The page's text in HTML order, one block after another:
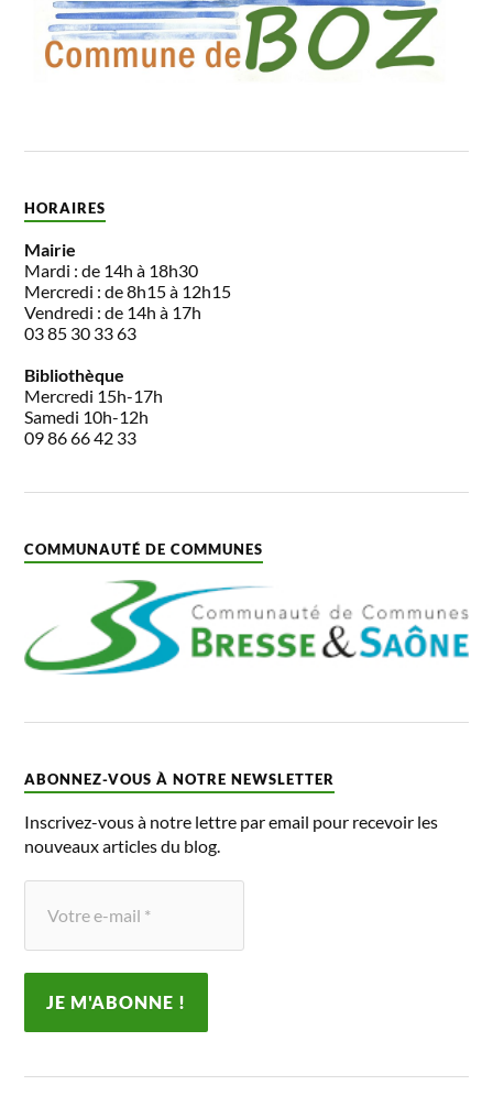
HORAIRES
Mairie
Mardi : de 14h à 18h30
Mercredi : de 8h15 à 12h15
Vendredi : de 14h à 17h
03 85 30 33 63
Bibliothèque
Mercredi 15h-17h
Samedi 10h-12h
09 86 66 42 33
COMMUNAUTÉ DE COMMUNES
ABONNEZ-VOUS À NOTRE NEWSLETTER
Inscrivez-vous à notre lettre par email pour recevoir les
nouveaux articles du blog.